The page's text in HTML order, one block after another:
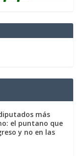
más
el puntano que
y no en las